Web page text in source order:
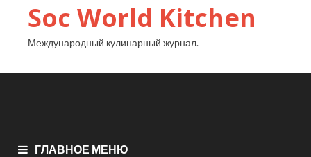
Soc World Kitchen
Международный кулинарный журнал.
ГЛАВНОЕ МЕНЮ